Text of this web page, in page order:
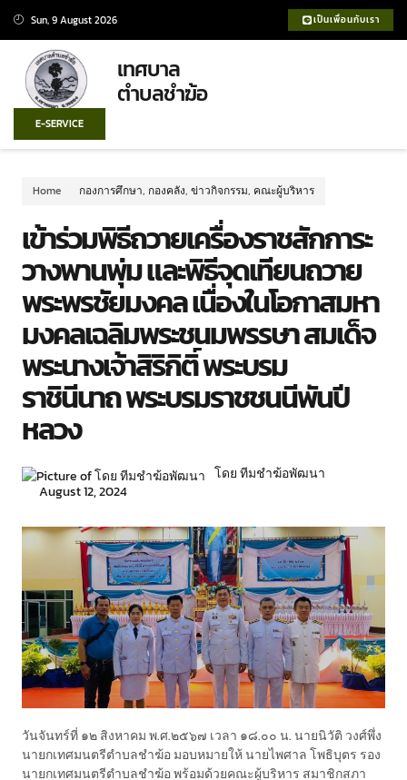
Sun, 9 August 2026 เป็นเพื่อนกับเรา
เทศบาล
ตำบลชำฆ้อ
E-SERVICE
Home กองการศึกษา, กองคลัง, ข่าวกิจกรรม, คณะผู้บริหาร
เข้าร่วมพิธีถวายเครื่องราชสักการะ
วางพานพุ่ม และพิธีจุดเทียนถวาย
พระพรชัยมงคล เนื่องในโอกาสมหา
มงคลเฉลิมพระชนมพรรษา สมเด็จ
พระนางเจ้าสิริกิติ์ พระบรม
ราชินีนาถ พระบรมราชชนนีพันปี
หลวง
โดย ทีมชำฆ้อพัฒนา
August 12, 2024
วันจันทร์ที่ ๑๒ สิงหาคม พ.ศ.๒๕๖๗ เวลา ๑๘.๐๐ น. นายนิวัติ วงศ์พึ่ง
นายกเทศมนตรีตำบลชำฆ้อ มอบหมายให้ นายไพศาล โพธิบุตร รอง
นายกเทศมนตรีตำบลชำฆ้อ พร้อมด้วยคณะผู้บริหาร สมาชิกสภา